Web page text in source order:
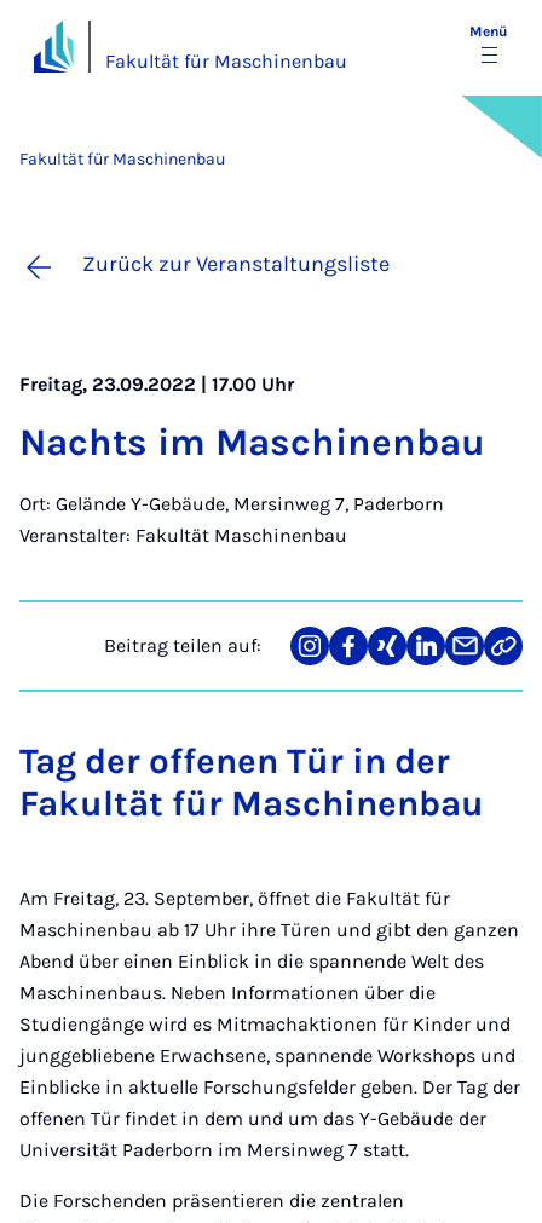
Fakultät für Maschinenbau
Menü
Fakultät für Maschinenbau
Zurück zur Veranstaltungsliste
Freitag, 23.09.2022 | 17.00 Uhr
Nachts im Ma­schi­nen­bau
Ort: Gelände Y-Gebäude, Mersinweg 7, Paderborn
Veranstalter: Fakultät Maschinenbau
Beitrag teilen auf:
Teilen
auf
Teilen
auf
Teilen
auf
Teilen
auf
Teilen
über
Link
Tag der offenen Tür in der
Fakultät für Maschinenbau
Am Freitag, 23. September, öffnet die Fakultät für
Maschinenbau ab 17 Uhr ihre Türen und gibt den ganzen
Abend über einen Einblick in die spannende Welt des
Maschinenbaus. Neben Informationen über die
Studiengänge wird es Mitmachaktionen für Kinder und
junggebliebene Erwachsene, spannende Workshops und
Einblicke in aktuelle Forschungsfelder geben. Der Tag der
offenen Tür findet in dem und um das Y-Gebäude der
Universität Paderborn im Mersinweg 7 statt.
Die Forschenden präsentieren die zentralen